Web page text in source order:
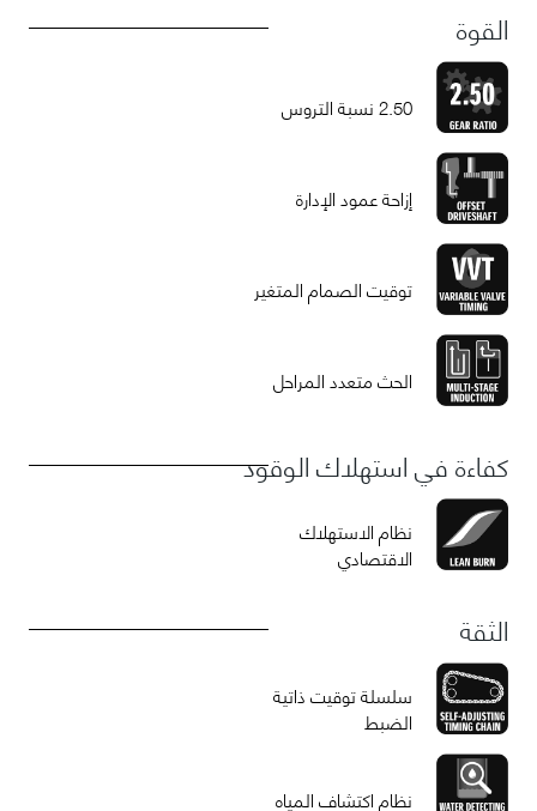
القوة
2.50 نسبة التروس
إزاحة عمود الإدارة
توقيت الصمام المتغير
الحث متعدد المراحل
كفاءة في استهلاك الوقود
نظام الاستهلاك
الاقتصادي
الثقة
سلسلة توقيت ذاتية
الضبط
نظام اكتشاف المياه